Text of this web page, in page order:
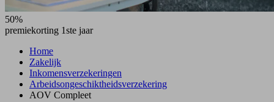
50%
premiekorting 1ste jaar
Home
Zakelijk
Inkomensverzekeringen
Arbeidsongeschiktheidsverzekering
AOV Compleet